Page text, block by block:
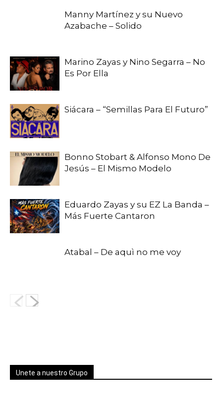
Manny Martínez y su Nuevo
Azabache – Solido
Marino Zayas y Nino Segarra – No
Es Por Ella
Siácara – “Semillas Para El Futuro”
Bonno Stobart & Alfonso Mono De
Jesús – El Mismo Modelo
Eduardo Zayas y su EZ La Banda –
Más Fuerte Cantaron
Atabal – De aquì no me voy
Unete a nuestro Grupo